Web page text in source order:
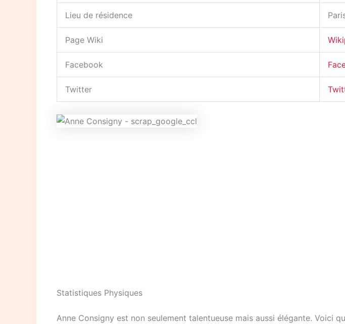
Lieu de résidence
Page Wiki
Facebook
Twitter
Statistiques Physiques
Anne Consigny est non seulement talentueuse mais aussi élégante. Voici